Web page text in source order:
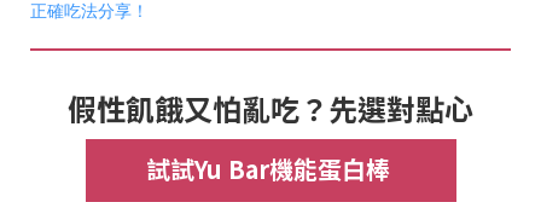
正確吃法分享！
假性飢餓又怕亂吃？先選對點心
試試Yu Bar機能蛋白棒